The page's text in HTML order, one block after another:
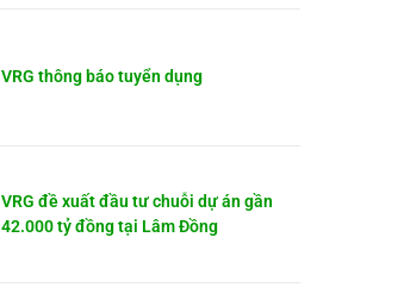
VRG thông báo tuyển dụng
VRG đề xuất đầu tư chuỗi dự án gần
42.000 tỷ đồng tại Lâm Đồng